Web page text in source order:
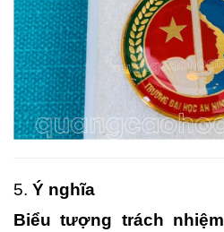
5. Ý nghĩa
Biểu tượng trách nhiệm